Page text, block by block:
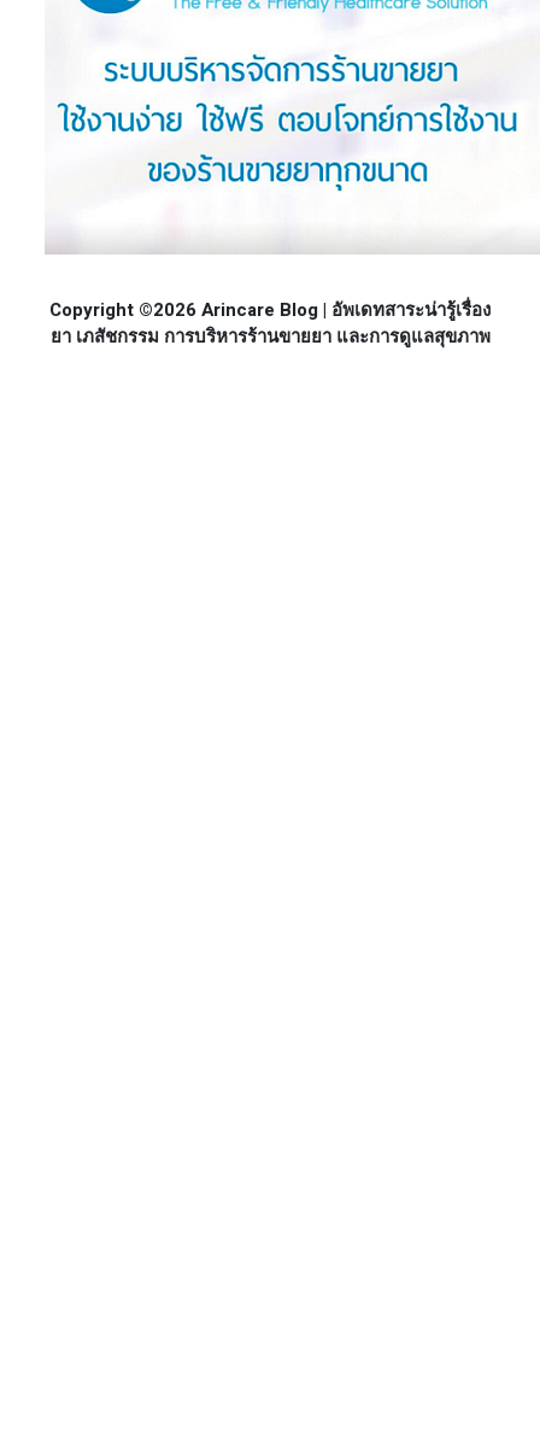
Copyright ©2026 Arincare Blog | อัพเดทสาระน่ารู้เรื่อง
ยา เภสัชกรรม การบริหารร้านขายยา และการดูแลสุขภาพ